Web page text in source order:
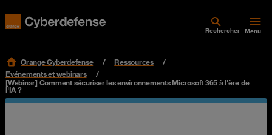
Rechercher Menu
Orange Cyberdefense
Ressources
Evénements et webinars
[Webinar] Comment sécuriser les environnements Microsoft 365 à l'ère de
l'IA ?